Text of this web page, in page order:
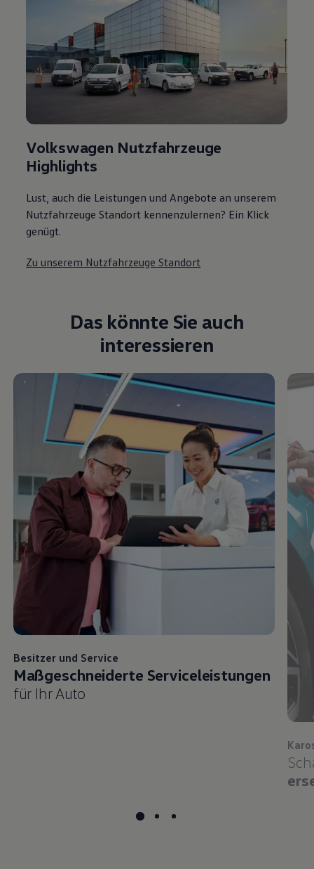
Volkswagen Nutzfahrzeuge
Highlights
Lust, auch die Leistungen und Angebote an unserem
Nutzfahrzeuge Standort kennenzulernen? Ein Klick
genügt.
Zu unserem Nutzfahrzeuge Standort
Das könnte Sie auch
interessieren
Besitzer und Service
Maßgeschneiderte Serviceleistungen
für Ihr Auto